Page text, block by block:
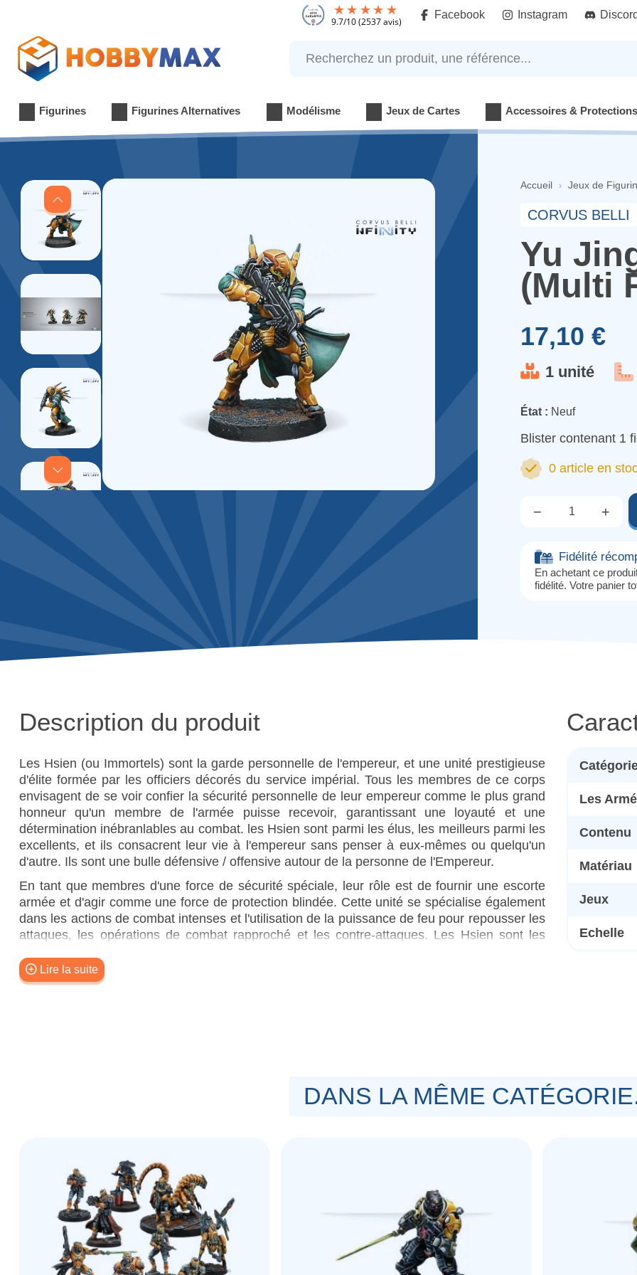
9.7 (2537 avis)
Facebook Instagram
Recherchez un produit, une référence...
Figurines Figurines Alternatives Modélisme Jeux de Cartes Accessoires &
Accueil Jeux de
CORVUS BELLI
Yu
(Multi
17,10 €
1 unité
État : Neuf
Blister contenant 1
0 article en
− +
Fidélité
En achetant ce
fidélité. Votre panier
Description du produit
Les Hsien (ou Immortels) sont la garde personnelle de l'empereur, et une unité prestigieuse
d'élite formée par les officiers décorés du service impérial. Tous les membres de ce corps
envisagent de se voir confier la sécurité personnelle de leur empereur comme le plus grand
honneur qu'un membre de l'armée puisse recevoir, garantissant une loyauté et une
détermination inébranlables au combat. les Hsien sont parmi les élus, les meilleurs parmi les
excellents, et ils consacrent leur vie à l'empereur sans penser à eux-mêmes ou quelqu'un
d'autre. Ils sont une bulle défensive / offensive autour de la personne de l'Empereur.
En tant que membres d'une force de sécurité spéciale, leur rôle est de fournir une escorte
armée et d'agir comme une force de protection blindée. Cette unité se spécialise également
dans les actions de combat intenses et l'utilisation de la puissance de feu pour repousser les
attaques, les opérations de combat rapproché et les contre-attaques. Les Hsien sont les
ils voyagent avec l'empereur et obéissent à ses souhaits partout où il l'exige. Quand
l'empereur veut un représentant dans un lieu ou une situation importante, il envoie ces
Lire la suite
Les
Contenu
Matériau
Jeux
Echelle
DANS LA MÊME